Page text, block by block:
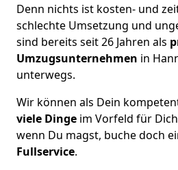
Denn nichts ist kosten- und
schlechte Umsetzung und
sind bereits seit 26 Jahren als
Umzugsunternehmen in
unterwegs.
Wir können als Dein
viele Dinge im Vorfeld für
wenn Du magst, buche doch
Fullservice.